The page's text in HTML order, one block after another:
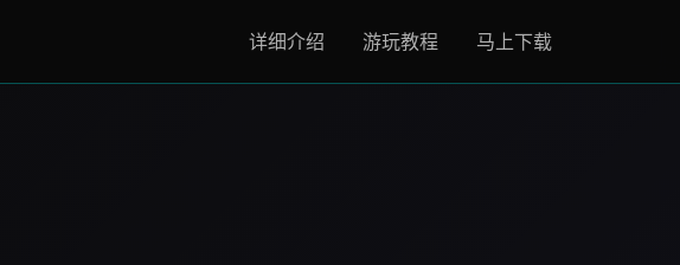
详细介绍 游玩教程 马上下载